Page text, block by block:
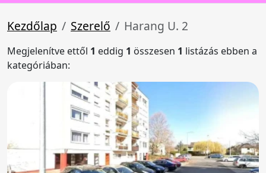
Kezdőlap Szerelő Harang U. 2
Megjelenítve ettől 1 eddig 1 összesen 1 listázás ebben a
kategóriában: